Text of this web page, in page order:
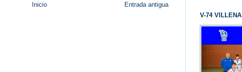
Entrada antigua
Inicio
V-74